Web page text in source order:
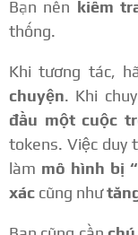
Bạn nên kiểm
thống.
Khi tương tác,
chuyện. Khi
đầu một cuộc
tokens. Việc duy
làm mô hình bị
xác cũng như